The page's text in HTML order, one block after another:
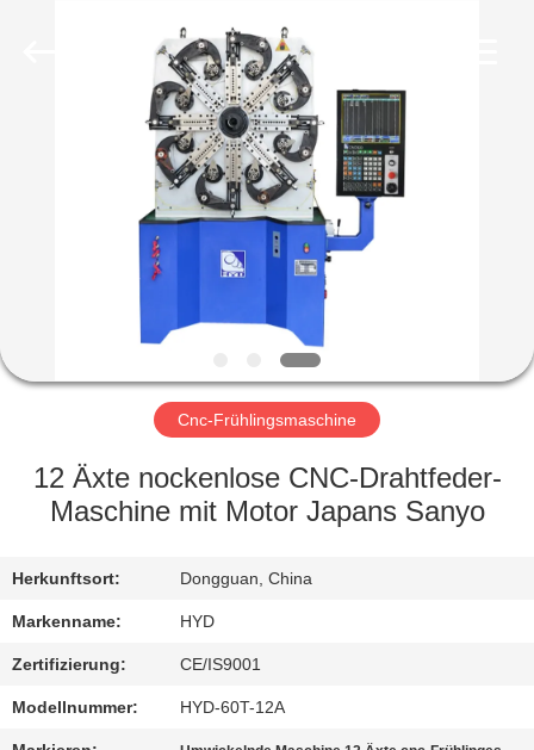
PRODUKTE
FABRIK-
AUSFLUG
QUALITÄTSKONTROLLE
TRETEN
SIE
MIT
UNS
IN
Cnc-Frühlingsmaschine
12 Äxte nockenlose CNC-Drahtfeder-
Maschine mit Motor Japans Sanyo
Herkunftsort: Dongguan, China
Markenname: HYD
Zertifizierung: CE/IS9001
Modellnummer: HYD-60T-12A